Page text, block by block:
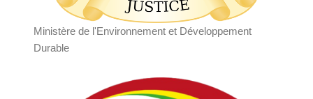
Ministère de l'Environnement et Développement
Durable